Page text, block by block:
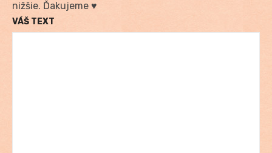
nižšie. Ďakujeme ♥
VÁŠ TEXT